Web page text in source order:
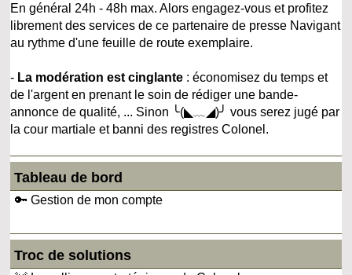
En général 24h - 48h max. Alors engagez-vous et profitez
librement des services de ce partenaire de presse Navigant
au rythme d'une feuille de route exemplaire.
- La modération est cinglante : économisez du temps et
de l'argent en prenant le soin de rédiger une bande-
annonce de qualité, ... Sinon ╰(◣﹏◢)╯ vous serez jugé par
la cour martiale et banni des registres Colonel.
Tableau de bord
🔑 Gestion de mon compte
Troc de solutions